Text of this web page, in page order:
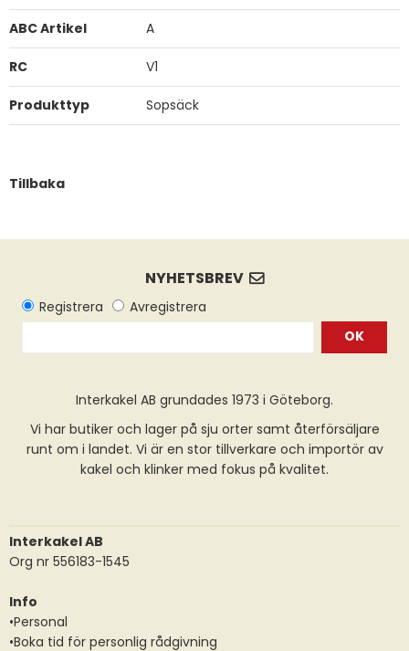
ABC Artikel A
RC V1
Produkttyp Sopsäck
Tillbaka
OK
Interkakel AB grundades 1973 i Göteborg.
Vi har butiker och lager på sju orter samt återförsäljare
runt om i landet. Vi är en stor tillverkare och importör av
kakel och klinker med fokus på kvalitet.
Interkakel AB
Org nr 556183-1545
Info
•Personal
•Boka tid för personlig rådgivning